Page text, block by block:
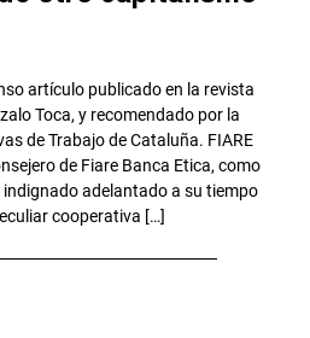
artículo publicado en la revista
Toca, y recomendado por la
de Trabajo de Cataluña. FIARE
de Fiare Banca Etica, como
indignado adelantado a su tiempo
cooperativa […]